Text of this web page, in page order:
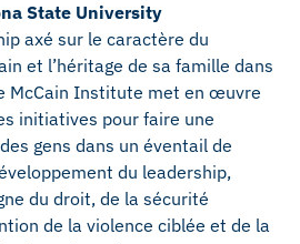
State University
axé sur le caractère du
et l’héritage de sa famille dans
McCain Institute met en œuvre
initiatives pour faire une
gens dans un éventail de
du leadership,
du droit, de la sécurité
de la violence ciblée et de la